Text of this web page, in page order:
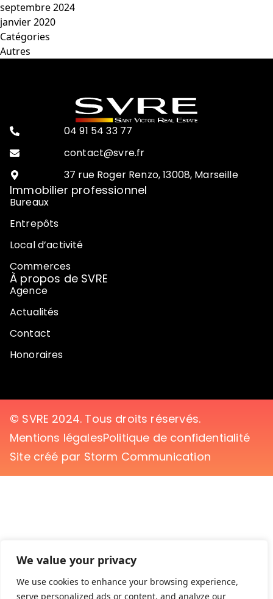
We value your privacy
We use cookies to enhance your browsing experience,
serve personalized ads or content, and analyze our
septembre 2024
janvier 2020
Catégories
Autres
04 91 54 33 77
contact@svre.fr
37 rue Roger Renzo, 13008, Marseille
Immobilier professionnel
Bureaux
Entrepôts
Local d’activité
Commerces
À propos de SVRE
Agence
Actualités
Contact
Honoraires
© SVRE 2024. Tous droits réservés.
Mentions légalesPolitique de confidentialité
Site créé par Storm Communication